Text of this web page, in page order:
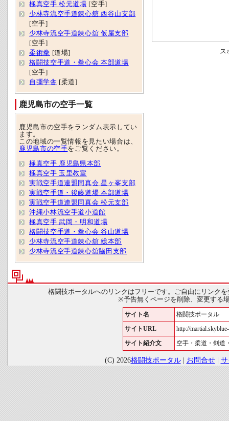
ス
極真空手 松元道場 [空手]
少林寺流空手道錬心舘 西谷山支部
[空手]
少林寺流空手道錬心舘 仮屋支部
[空手]
柔術拳 [道場]
格闘技空手道・拳心会 本部道場
[空手]
自彊学舎 [柔道]
鹿児島市の空手一覧
鹿児島市の空手をランダム表示してい
ます。
この地域の一覧情報を見たい場合は、
鹿児島市の空手をご覧ください。
極真空手 鹿児島県本部
極真空手 玉里教室
実戦空手道連盟同真会 星ヶ峯支部
実戦空手道・後藤道場 本部道場
実戦空手道連盟同真会 松元支部
沖縄小林流空手道小道館
極真空手 武岡・明和道場
格闘技空手道・拳心会 谷山道場
少林寺流空手道錬心舘 総本部
少林寺流空手道錬心舘脇田支部
格闘技ポータルへのリンクはフリーです。ご自由にリンク
※予告無くページを削除、変更する
サイト名 格闘技ポータル
サイトURL http://
サイト紹介文 空手・柔道・剣道
(C) 2026格闘技ポータル| お問合せ|